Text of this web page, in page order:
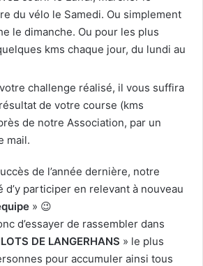
du vélo le Samedi. Ou simplement
le dimanche. Ou pour les plus
kms chaque jour, du lundi au
challenge réalisé, il vous suffira
de votre course (kms
de notre Association, par un
mail.
de l’année dernière, notre
d’y participer en relevant à nouveau
» 😉
d’essayer de rassembler dans
DE LANGERHANS » le plus
pour accumuler ainsi tous